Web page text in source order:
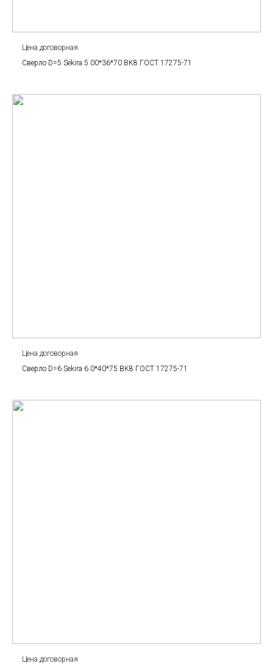
Цена договорная
Сверло D=5 Sekira 5.00*36*70 BK8 ГОСТ 17275-71
Цена договорная
Сверло D=6 Sekira 6.0*40*75 BK8 ГОСТ 17275-71
Цена договорная